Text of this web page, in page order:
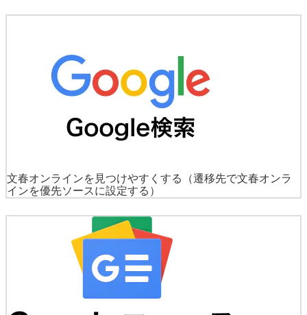
文春オンラインを見つけやすくする
（遷移先で文春オンラ
インを優先ソースに設定する）